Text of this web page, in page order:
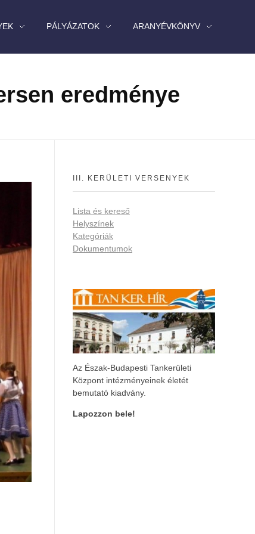
PÁLYÁZATOK ARANYÉVKÖNYV
eredménye
III. KERÜLETI VERSENYEK
Lista és kereső
Helyszínek
Kategóriák
Dokumentumok
Az Észak-Budapesti Tankerületi
Központ intézményeinek életét
bemutató kiadvány.
Lapozzon bele!